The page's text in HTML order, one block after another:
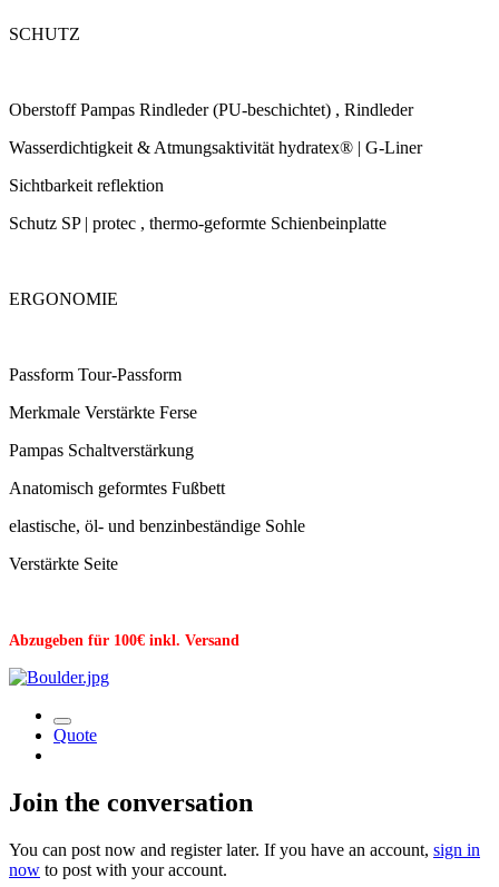
SCHUTZ
Oberstoff Pampas Rindleder (PU-beschichtet) , Rindleder
Wasserdichtigkeit & Atmungsaktivität hydratex® | G-Liner
Sichtbarkeit reflektion
Schutz SP | protec , thermo-geformte Schienbeinplatte
ERGONOMIE
Passform Tour-Passform
Merkmale Verstärkte Ferse
Pampas Schaltverstärkung
Anatomisch geformtes Fußbett
elastische, öl- und benzinbeständige Sohle
Verstärkte Seite
Abzugeben für 100€ inkl. Versand
Quote
Join the conversation
You can post now and register later. If you have an account, sign in
now to post with your account.